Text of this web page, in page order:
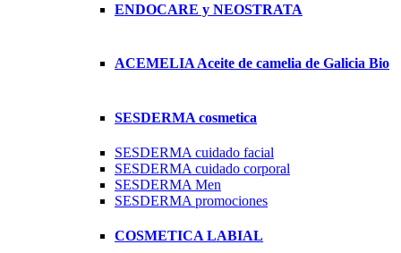
ENDOCARE y NEOSTRATA
ACEMELIA Aceite de camelia de Galicia Bio
SESDERMA cosmetica
SESDERMA cuidado facial
SESDERMA cuidado corporal
SESDERMA Men
SESDERMA promociones
COSMETICA LABIAL